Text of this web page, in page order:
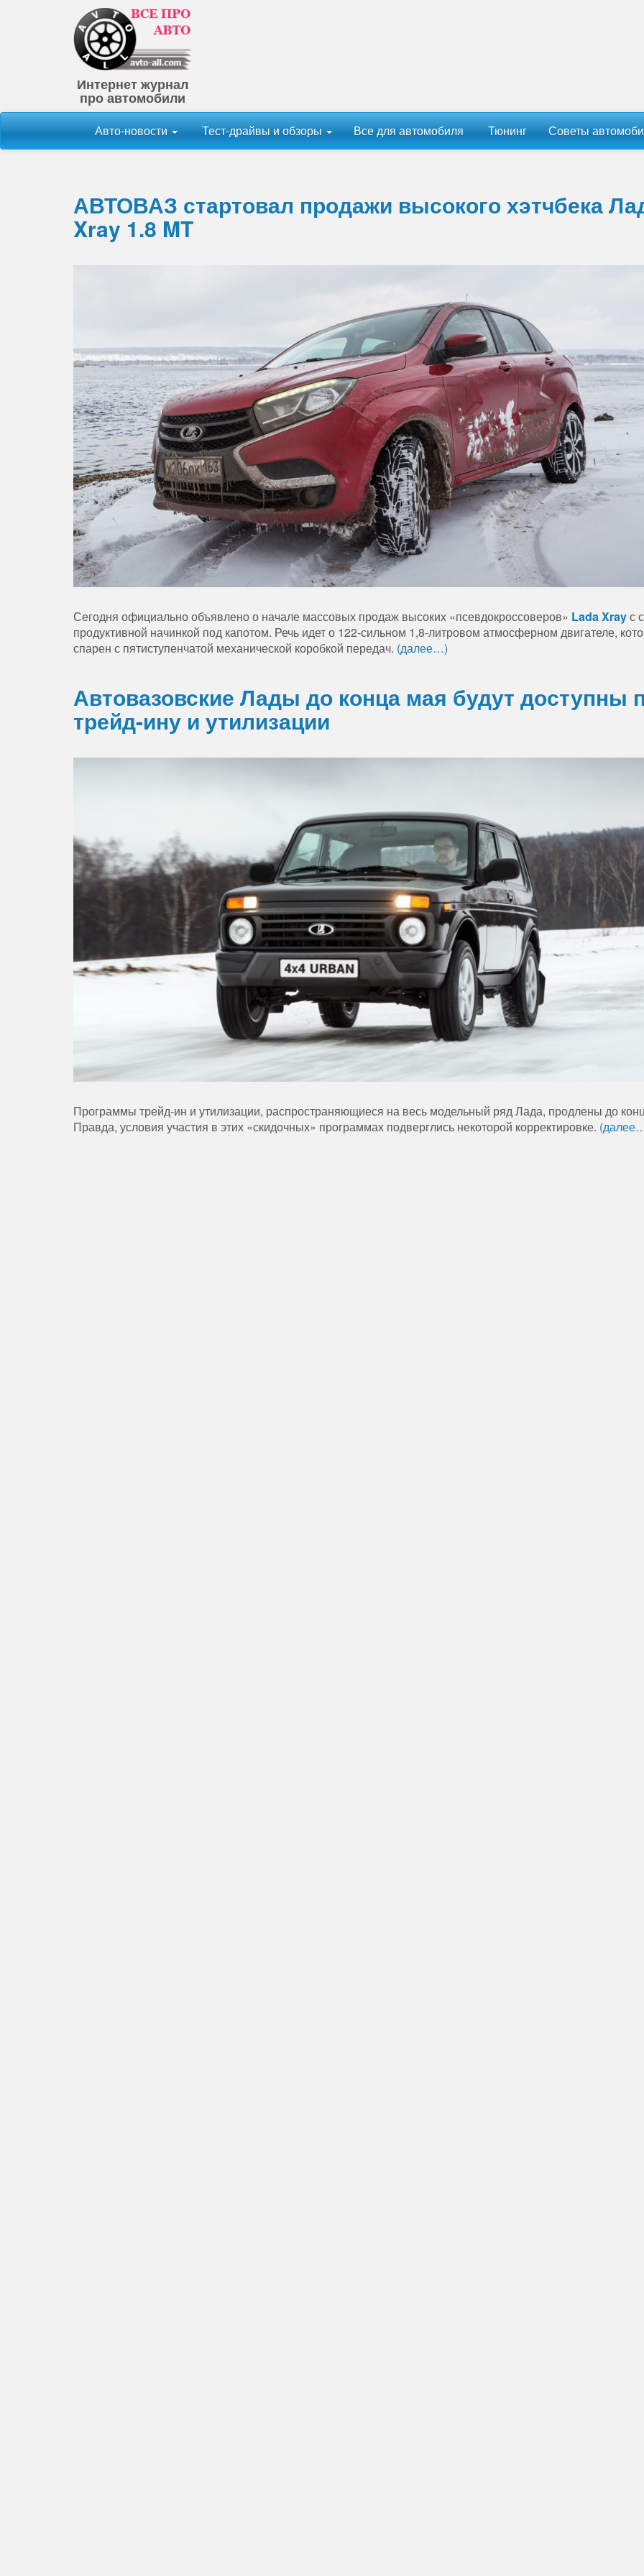
Интернет журнал
про автомобили
Авто-новости Тест-драйвы и обзоры Все для автомобиля Тюнинг Советы
АВТОВАЗ стартовал продажи высокого хэтчбека
Xray 1.8 MT
Сегодня официально объявлено о начале массовых продаж высоких «псевдокроссоверов» Lada Xrayс
продуктивной начинкой под капотом. Речь идет о 122-сильном 1,8-литровом атмосферном двигателе,
спарен с пятиступенчатой механической коробкой передач. (далее…)
Автовазовские Лады до конца мая будут доступны
трейд-ину и утилизации
Программы трейд-ин и утилизации, распространяющиеся на весь модельный ряд Лада, продлены до
Правда, условия участия в этих «скидочных» программах подверглись некоторой корректировке.